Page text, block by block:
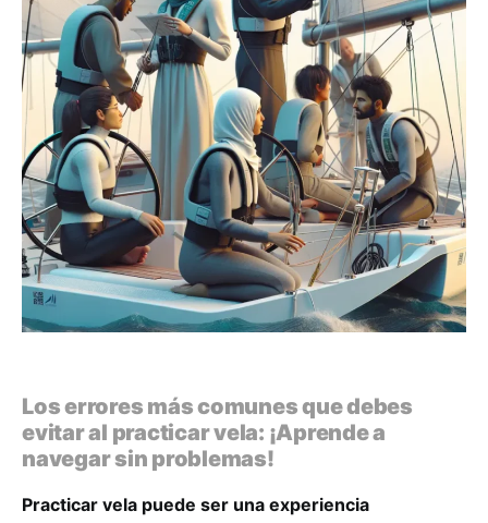
Los errores más comunes que debes
evitar al practicar vela: ¡Aprende a
navegar sin problemas!
Practicar vela puede ser una experiencia